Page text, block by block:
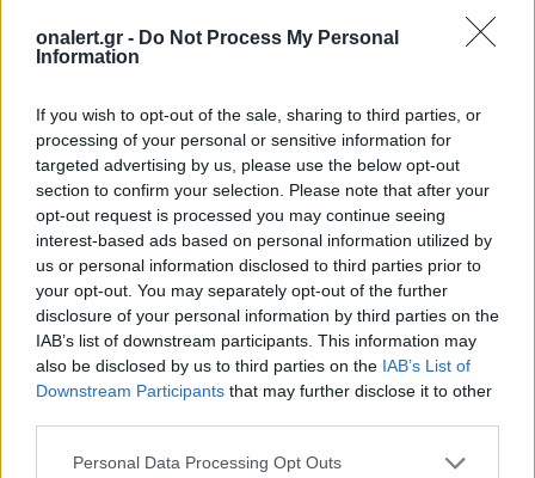
onalert.gr - Do Not Process My Personal
Information
If you wish to opt-out of the sale, sharing to third parties, or
processing of your personal or sensitive information for
targeted advertising by us, please use the below opt-out
section to confirm your selection. Please note that after your
opt-out request is processed you may continue seeing
interest-based ads based on personal information utilized by
us or personal information disclosed to third parties prior to
your opt-out. You may separately opt-out of the further
disclosure of your personal information by third parties on the
IAB’s list of downstream participants. This information may
also be disclosed by us to third parties on the IAB’s List of
Downstream Participants that may further disclose it to other
Personal Data Processing Opt Outs
ΣΧΕΤΙΚΑ ΑΡΘΡΑ
ΚΟΣΜΟΣ